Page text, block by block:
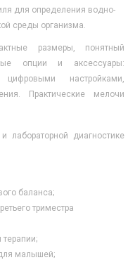
для определения водно-
среды организма.
размеры, понятный
опции и аксессуары:
настройками,
Практические мелочи
лабораторной диагностике
баланса;
триместра
терапии;
малышей;